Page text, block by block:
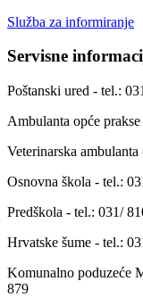
Služba za informiranje
Servisne
Poštanski ured - tel.:
Ambulanta opće
Veterinarska
Osnovna škola - tel.:
Predškola - tel.: 031/
Hrvatske šume - tel.:
Komunalno poduzeće
879